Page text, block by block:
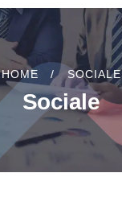
HOME SOCIALE
Sociale